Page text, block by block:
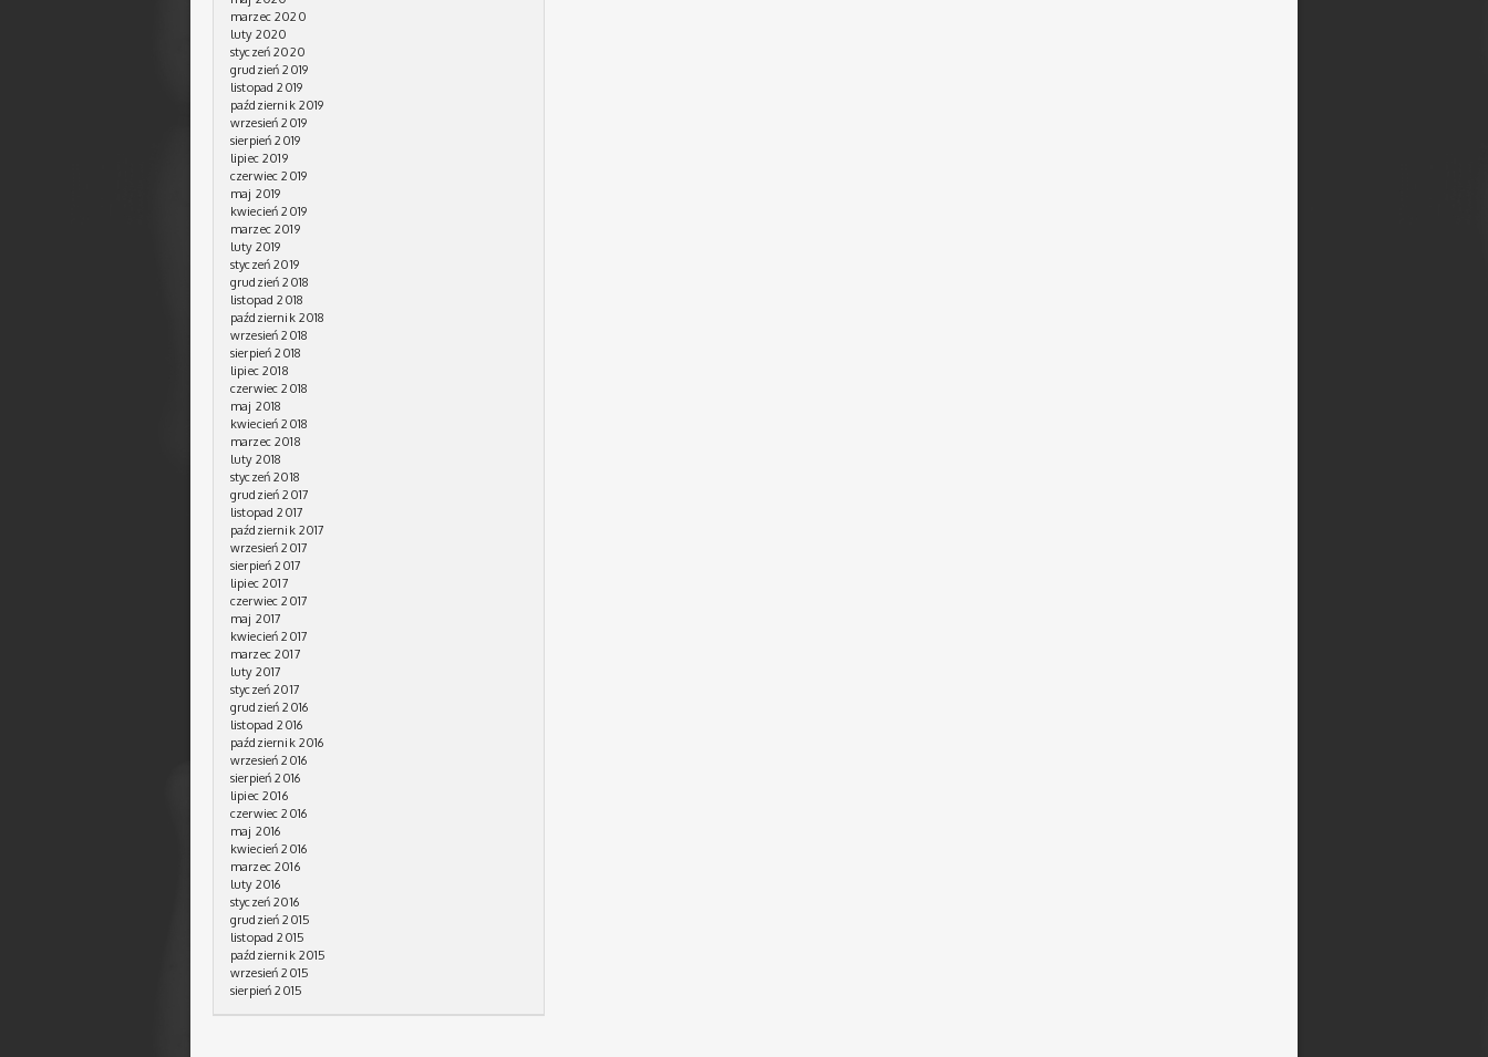
marzec 2020
luty 2020
styczeń 2020
grudzień 2019
listopad 2019
październik 2019
wrzesień 2019
sierpień 2019
lipiec 2019
czerwiec 2019
maj 2019
kwiecień 2019
marzec 2019
luty 2019
styczeń 2019
grudzień 2018
listopad 2018
październik 2018
wrzesień 2018
sierpień 2018
lipiec 2018
czerwiec 2018
maj 2018
kwiecień 2018
marzec 2018
luty 2018
styczeń 2018
grudzień 2017
listopad 2017
październik 2017
wrzesień 2017
sierpień 2017
lipiec 2017
czerwiec 2017
maj 2017
kwiecień 2017
marzec 2017
luty 2017
styczeń 2017
grudzień 2016
listopad 2016
październik 2016
wrzesień 2016
sierpień 2016
lipiec 2016
czerwiec 2016
maj 2016
kwiecień 2016
marzec 2016
luty 2016
styczeń 2016
grudzień 2015
listopad 2015
październik 2015
wrzesień 2015
sierpień 2015